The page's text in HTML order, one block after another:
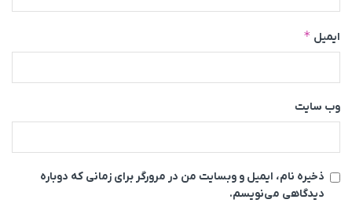
ایمیل *
وب‌ سایت
ذخیره نام، ایمیل و وبسایت من در مرورگر برای زمانی که دوباره
دیدگاهی می‌نویسم.